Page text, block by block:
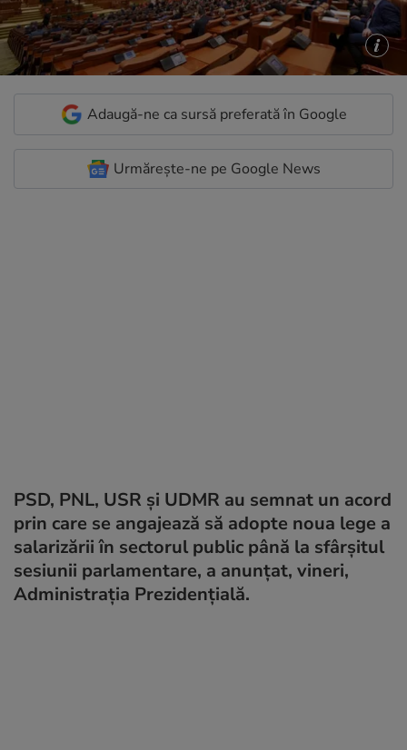
Adaugă-ne ca sursă preferată în Google
Urmărește-ne pe Google News
PSD, PNL, USR și UDMR au semnat un acord
prin care se angajează să adopte noua lege a
salarizării în sectorul public până la sfârșitul
sesiunii parlamentare, a anunțat, vineri,
Administrația Prezidențială.